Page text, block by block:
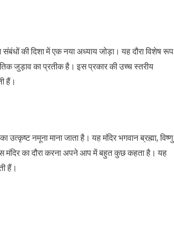
की दिशा में एक नया अध्याय जोड़ा। यह दौरा विशेष रूप
जुड़ाव का प्रतीक है। इस प्रकार की उच्च स्तरीय
हैं।
नमूना माना जाता है। यह मंदिर भगवान ब्रह्मा, विष्णु
मंदिर का दौरा करना अपने आप में बहुत कुछ कहता है। यह
हैं।